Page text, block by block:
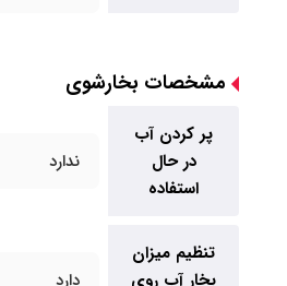
مشخصات بخارشوی
پر کردن آب
در حال
استفاده
ندارد
تنظیم میزان
بخار آب روی
دارد